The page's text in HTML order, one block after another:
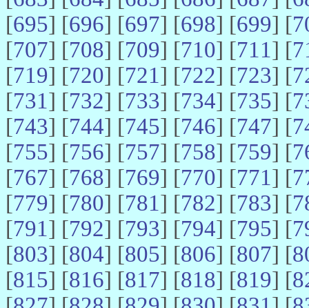
[695] [696] [697] [698] [699] [
[707] [708] [709] [710] [711] [
[719] [720] [721] [722] [723] [
[731] [732] [733] [734] [735] [
[743] [744] [745] [746] [747] [
[755] [756] [757] [758] [759] [
[767] [768] [769] [770] [771] [
[779] [780] [781] [782] [783] [
[791] [792] [793] [794] [795] [
[803] [804] [805] [806] [807] [
[815] [816] [817] [818] [819] [